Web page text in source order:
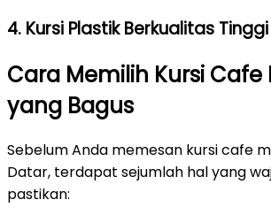
4. Kursi Plastik Berkualitas Tinggi
Cara Memilih Kursi Cafe
yang Bagus
Sebelum Anda memesan kursi cafe
Datar, terdapat sejumlah hal yang
pastikan: